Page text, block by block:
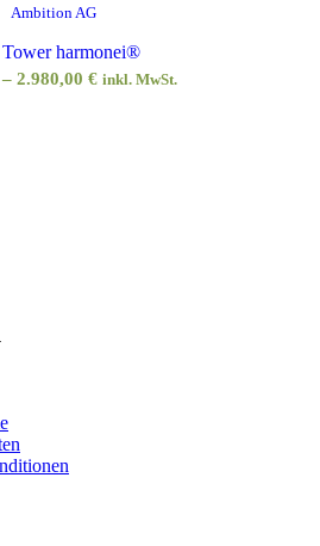
Ambition AG
harmonei®
2.980,00 € inkl. MwSt.